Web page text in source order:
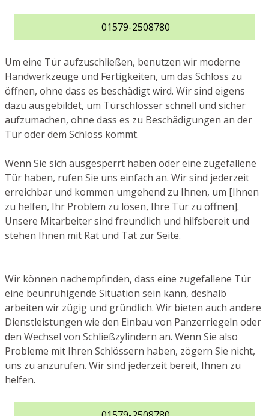
01579-2508780
Um eine Tür aufzuschließen, benutzen wir moderne
Handwerkzeuge und Fertigkeiten, um das Schloss zu
öffnen, ohne dass es beschädigt wird. Wir sind eigens
dazu ausgebildet, um Türschlösser schnell und sicher
aufzumachen, ohne dass es zu Beschädigungen an der
Tür oder dem Schloss kommt.
Wenn Sie sich ausgesperrt haben oder eine zugefallene
Tür haben, rufen Sie uns einfach an. Wir sind jederzeit
erreichbar und kommen umgehend zu Ihnen, um [Ihnen
zu helfen, Ihr Problem zu lösen, Ihre Tür zu öffnen].
Unsere Mitarbeiter sind freundlich und hilfsbereit und
stehen Ihnen mit Rat und Tat zur Seite.
Wir können nachempfinden, dass eine zugefallene Tür
eine beunruhigende Situation sein kann, deshalb
arbeiten wir zügig und gründlich. Wir bieten auch andere
Dienstleistungen wie den Einbau von Panzerriegeln oder
den Wechsel von Schließzylindern an. Wenn Sie also
Probleme mit Ihren Schlössern haben, zögern Sie nicht,
uns zu anzurufen. Wir sind jederzeit bereit, Ihnen zu
helfen.